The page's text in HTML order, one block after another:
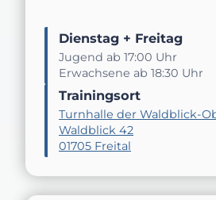
Dienstag + Freitag
Jugend ab 17:00 Uhr
Erwachsene ab 18:30 Uhr
Trainingsort
Turnhalle der Waldblick-
Waldblick 42
01705 Freital